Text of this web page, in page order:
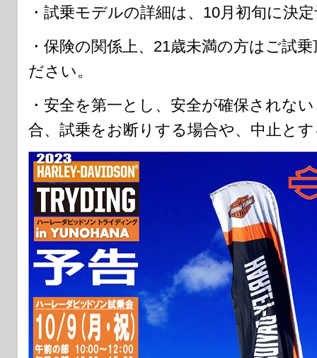
・試乗モデルの詳細は、10月初旬に決
・保険の関係上、21歳未満の方はご試
ださい。
・安全を第一とし、安全が確保されな
合、試乗をお断りする場合や、中止と